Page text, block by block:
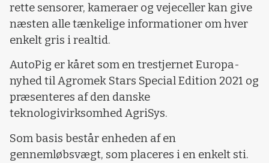
rette sensorer, kameraer og vejeceller kan give
næsten alle tænkelige informationer om hver
enkelt gris i realtid.
AutoPig er kåret som en trestjernet Europa-
nyhed til Agromek Stars Special Edition 2021 og
præsenteres af den danske
teknologivirksomhed AgriSys.
Som basis består enheden af en
gennemløbsvægt, som placeres i en enkelt sti.